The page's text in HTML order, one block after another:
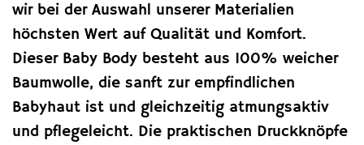
wir bei der Auswahl unserer Materialien
höchsten Wert auf Qualität und Komfort.
Dieser Baby Body besteht aus 100% weicher
Baumwolle, die sanft zur empfindlichen
Babyhaut ist und gleichzeitig atmungsaktiv
und pflegeleicht. Die praktischen Druckknöpfe